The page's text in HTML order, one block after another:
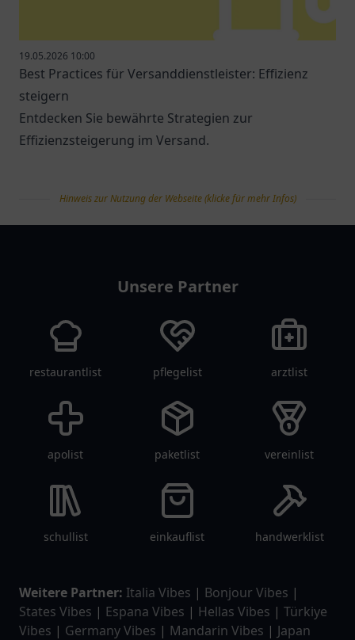
19.05.2026 10:00
Best Practices für Versanddienstleister: Effizienz
steigern
Entdecken Sie bewährte Strategien zur
Effizienzsteigerung im Versand.
Hinweis zur Nutzung der Webseite (klicke für mehr Infos)
Unsere Partner
restaurantlist pflegelist arztlist
apolist paketlist vereinlist
schullist einkauflist handwerklist
Weitere Partner: Italia Vibes | Bonjour Vibes |
States Vibes | Espana Vibes | Hellas Vibes | Türkiye
Vibes | Germany Vibes | Mandarin Vibes | Japan